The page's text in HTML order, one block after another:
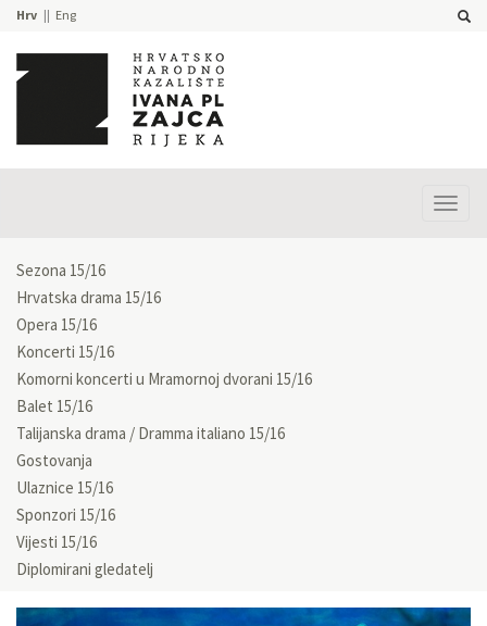
Hrv Eng
Sezona 15/16
Hrvatska drama 15/16
Opera 15/16
Koncerti 15/16
Komorni koncerti u Mramornoj dvorani 15/16
Balet 15/16
Talijanska drama / Dramma italiano 15/16
Gostovanja
Ulaznice 15/16
Sponzori 15/16
Vijesti 15/16
Diplomirani gledatelj